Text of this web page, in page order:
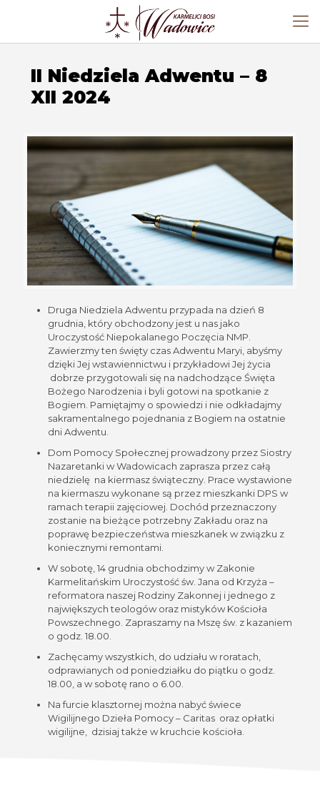
II Niedziela Adwentu – 8
XII 2024
Druga Niedziela Adwentu przypada na dzień 8
grudnia, który obchodzony jest u nas jako
Uroczystość Niepokalanego Poczęcia NMP.
Zawierzmy ten święty czas Adwentu Maryi, abyśmy
dzięki Jej wstawiennictwu i przykładowi Jej życia
dobrze przygotowali się na nadchodzące Święta
Bożego Narodzenia i byli gotowi na spotkanie z
Bogiem. Pamiętajmy o spowiedzi i nie odkładajmy
sakramentalnego pojednania z Bogiem na ostatnie
dni Adwentu.
Dom Pomocy Społecznej prowadzony przez Siostry
Nazaretanki w Wadowicach zaprasza przez całą
niedzielę na kiermasz świąteczny. Prace wystawione
na kiermaszu wykonane są przez mieszkanki DPS w
ramach terapii zajęciowej. Dochód przeznaczony
zostanie na bieżące potrzebny Zakładu oraz na
poprawę bezpieczeństwa mieszkanek w związku z
koniecznymi remontami.
W sobotę, 14 grudnia obchodzimy w Zakonie
Karmelitańskim Uroczystość św. Jana od Krzyża –
reformatora naszej Rodziny Zakonnej i jednego z
największych teologów oraz mistyków Kościoła
Powszechnego. Zapraszamy na Mszę św. z kazaniem
o godz. 18.00.
Zachęcamy wszystkich, do udziału w roratach,
odprawianych od poniedziałku do piątku o godz.
18.00, a w sobotę rano o 6.00.
Na furcie klasztornej można nabyć świece
Wigilijnego Dzieła Pomocy – Caritas oraz opłatki
wigilijne, dzisiaj także w kruchcie kościoła.